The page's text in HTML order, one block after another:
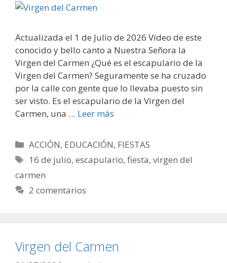
Actualizada el 1 de Julio de 2026 Vídeo de este
conocido y bello canto a Nuestra Señora la
Virgen del Carmen ¿Qué es el escapulario de la
Virgen del Carmen? Seguramente se ha cruzado
por la calle con gente que lo llevaba puesto sin
ser visto. Es el escapulario de la Virgen del
Carmen, una … Leer más
Categorías
ACCIÓN, EDUCACIÓN, FIESTAS
Etiquetas
16 de julio,escapulario,fiesta,virgen del
carmen
2 comentarios
Virgen del Carmen